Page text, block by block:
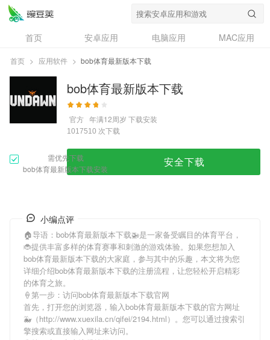
首页 安卓应用 电脑应用
MAC应用
资讯
专题
首页 > 应用软件 > bob体育最新版本下载
bob体育最新版本下载
官方 年满12周岁 下载安装
1017510 次下载
需优先下载
bob体育最新版本下载安装
安全下载
小编点评
🏠导语： bob体育最新版本下载🚁是一家备受瞩目的体育平台，
🐞提供丰富多样的体育赛事和刺激的游戏体验。如果您想加入
bob体育最新版本下载的大家庭，参与其中的乐趣，本文将为您
详细介绍bob体育最新版本下载的注册流程，让您轻松开启精彩
的体育之旅。
🍦第一步：访问bob体育最新版本下载官网
首先，打开您的浏览器，输入bob体育最新版本下载的官方网址
🐳（http://www.xuexila.cn/qifei/2194.html）。您可以通过搜索引
擎搜索或直接输入网址来访问。